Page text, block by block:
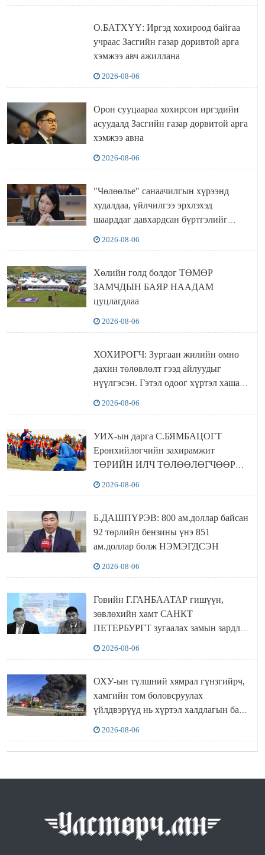
О.БАТХҮҮ: Иргэд хохироод байгаа
учраас Засгийн газар доривтой арга
хэмжээ авч ажиллана
2026-08-06
Орон сууцаараа хохирсон иргэдийн
асуудалд Засгийн газар дорвитой арга
хэмжээ авна
2026-08-06
"Чөлөөлье" санаачилгын хүрээнд
худалдаа, үйлчилгээ эрхлэхэд
шаарддаг давхардсан бүртгэлийг
2026-08-06
Хөлийн голд болдог ТӨМӨР
ЗАМЧДЫН БАЯР НААДАМ
цуцлагдлаа
2026-08-06
ХОХИРОГЧ: Зургаан жилийн өмнө
дахин төлөвлөлт гээд айлуудыг
нүүлгэсэн. Гэтэл одоог хүртэл хашаа
2026-08-06
УИХ-ын дарга С.БЯМБАЦОГТ
Ерөнхийлөгчийн захирамжит
ТӨРИЙН ИЛЧ ТӨЛӨӨЛӨГЧӨӨР
2026-08-06
Б.ДАШПҮРЭВ: 800 ам.доллар байсан
92 төрлийн бензины үнэ 851
ам.доллар болж НЭМЭГДСЭН
2026-08-06
Говийн Г.ГАНБААТАР гишүүн,
зөвлөхийн хамт САНКТ
ПЕТЕРБУРГТ зугаалах замын зардлаа
2026-08-06
ОХУ-ын түлшний хямрал гүнзгийрч,
хамгийн том боловсруулах
үйлдвэрүүд нь хүртэл халдлагын бай
2026-08-06